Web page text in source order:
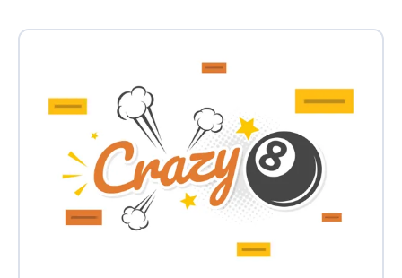
Crazy